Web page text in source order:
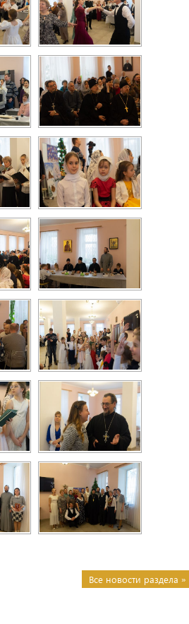
Все новости раздела »